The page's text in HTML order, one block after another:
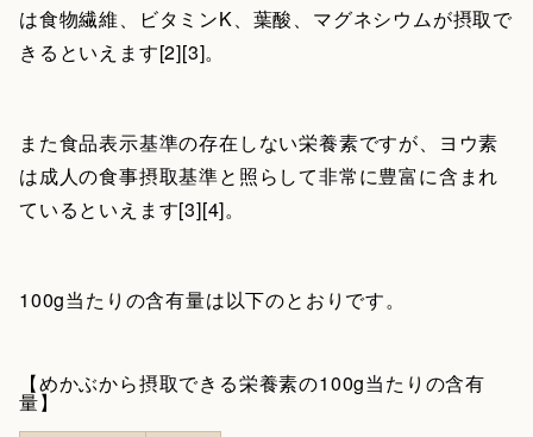
は食物繊維、ビタミンK、葉酸、マグネシウムが摂取で
きるといえます[2][3]。
また食品表示基準の存在しない栄養素ですが、ヨウ素
は成人の食事摂取基準と照らして非常に豊富に含まれ
ているといえます[3][4]。
100g当たりの含有量は以下のとおりです。
【めかぶから摂取できる栄養素の100g当たりの含有
量】